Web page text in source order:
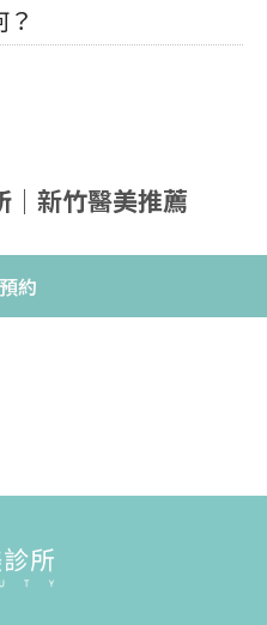
｜新竹醫美推薦
約